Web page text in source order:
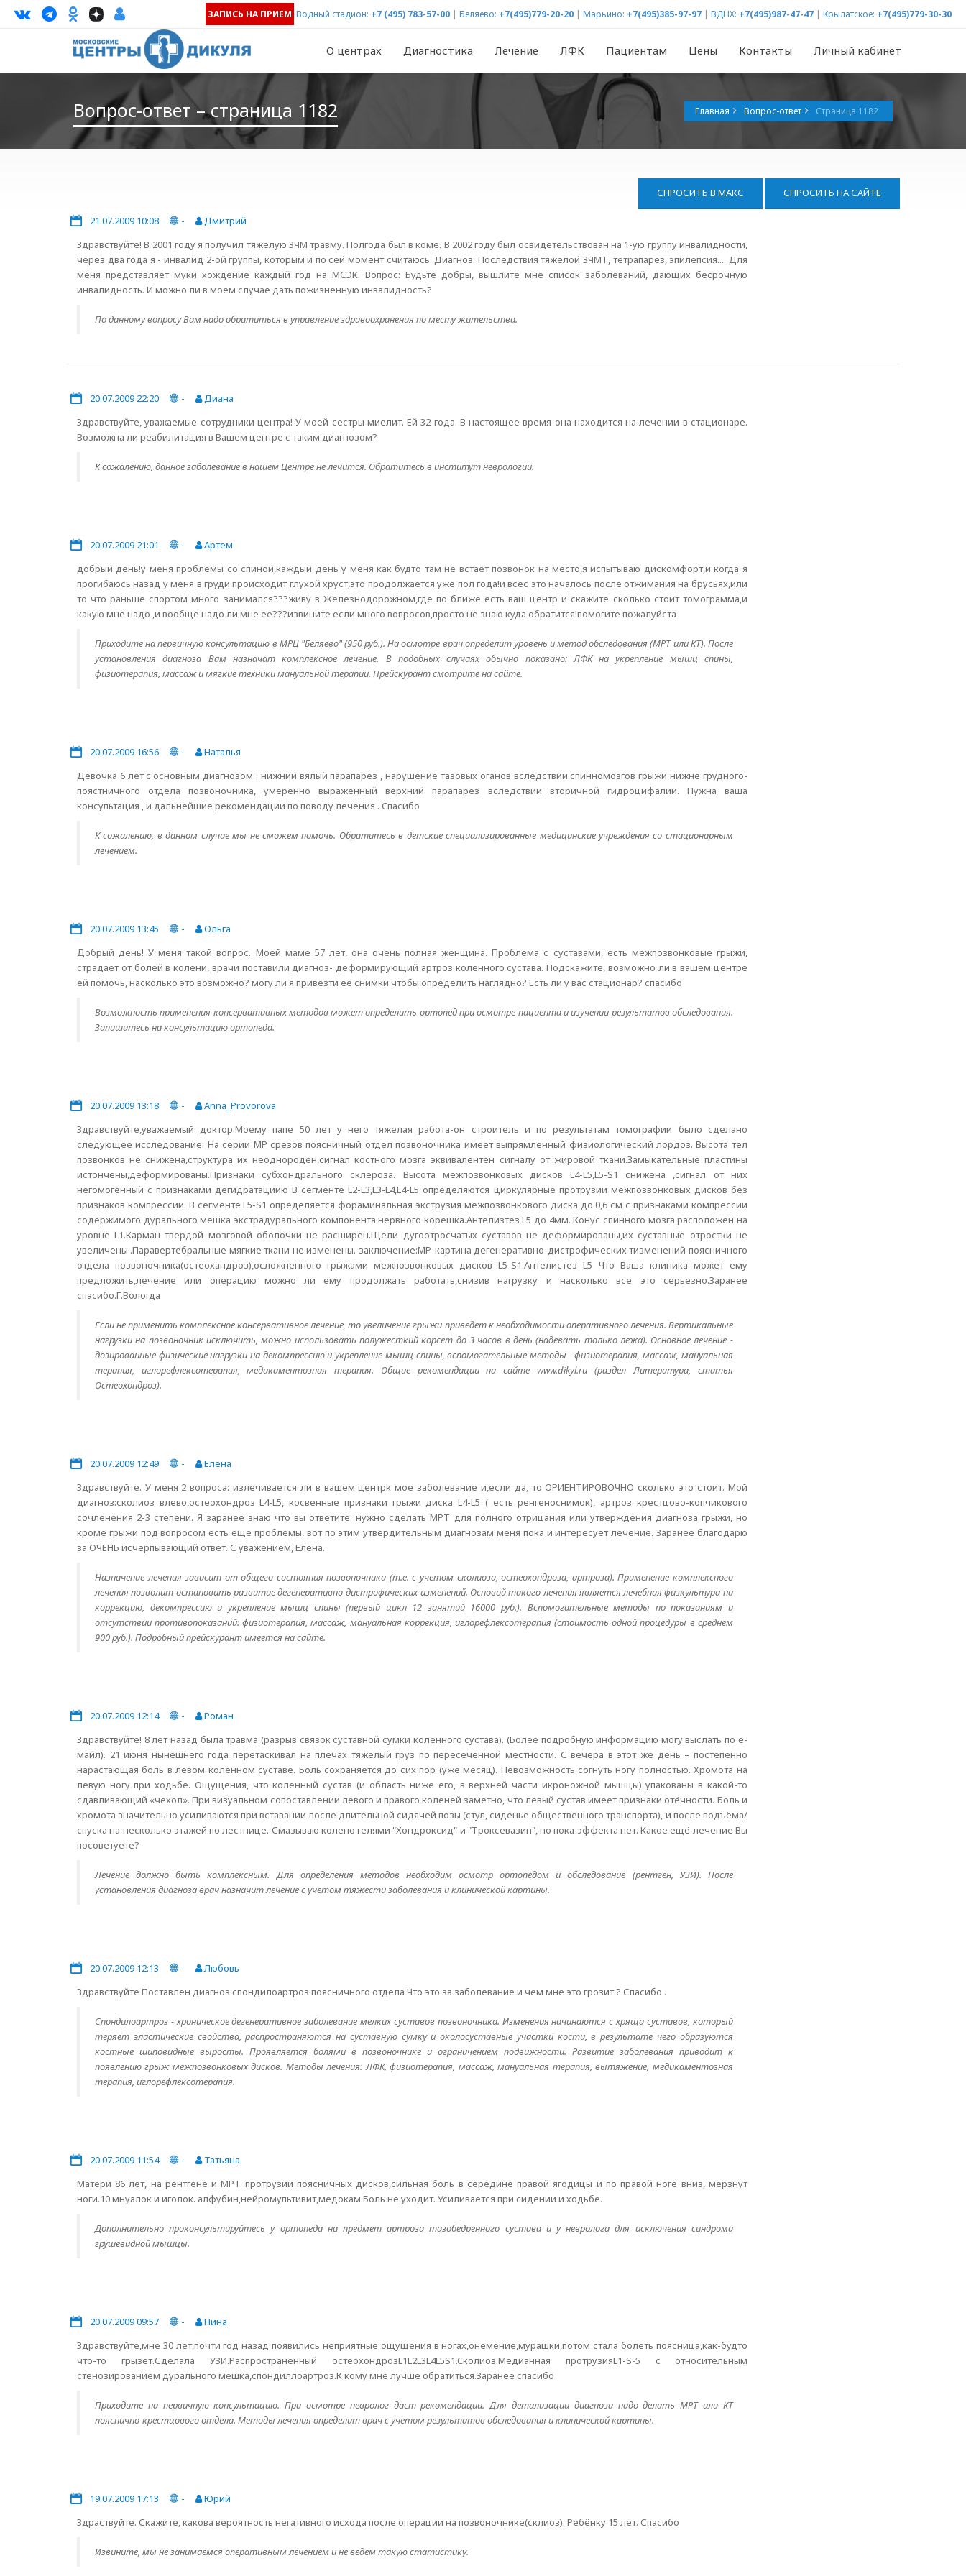
ЗАПИСЬ НА ПРИЕМ Водный стадион: +7 (495) 783-57-00 | Беляево: +7(495)779-20-20 | Марьино: +7(495)385-97-97 | ВДНХ: +7(495)987-47-47 | Крылатское: +7(495)779-30-30
О центрах Диагностика Лечение ЛФК Пациентам Цены Контакты Личный кабинет
Вопрос-ответ – страница 1182 Главная Вопрос-ответ Страница 1182
СПРОСИТЬ В МАКС СПРОСИТЬ НА САЙТЕ
21.07.2009 10:08 -
Дмитрий
Здравствуйте! В 2001 году я получил тяжелую ЗЧМ травму. Полгода был в коме. В 2002 году был освидетельствован на 1-ую группу инвалидности,
через два года я - инвалид 2-ой группы, которым и по сей момент считаюсь. Диагноз: Последствия тяжелой ЗЧМТ, тетрапарез, эпилепсия.... Для
меня представляет муки хождение каждый год на МСЭК. Вопрос: Будьте добры, вышлите мне список заболеваний, дающих бесрочную
инвалидность. И можно ли в моем случае дать пожизненную инвалидность?
По данному вопросу Вам надо обратиться в управление здравоохранения по месту жительства.
20.07.2009 22:20 -
Диана
Здравствуйте, уважаемые сотрудники центра! У моей сестры миелит. Ей 32 года. В настоящее время она находится на лечении в стационаре.
Возможна ли реабилитация в Вашем центре с таким диагнозом?
К сожалению, данное заболевание в нашем Центре не лечится. Обратитесь в институт неврологии.
20.07.2009 21:01 -
Артем
добрый день!у меня проблемы со спиной,каждый день у меня как будто там не встает позвонок на место,я испытываю дискомфорт,и когда я
прогибаюсь назад у меня в груди происходит глухой хруст,это продолжается уже пол года!и всес это началось после отжимания на брусьях,или
то что раньше спортом много занимался???живу в Железнодорожном,где по ближе есть ваш центр и скажите сколько стоит томограмма,и
какую мне надо ,и вообще надо ли мне ее???извините если много вопросов,просто не знаю куда обратится!помогите пожалуйста
Приходите на первичную консультацию в МРЦ "Беляево" (950 руб.). На осмотре врач определит уровень и метод обследования (МРТ или КТ). После
установления диагноза Вам назначат комплексное лечение. В подобных случаях обычно показано: ЛФК на укрепление мышц спины,
физиотерапия, массаж и мягкие техники мануальной терапии. Прейскурант смотрите на сайте.
20.07.2009 16:56 -
Наталья
Девочка 6 лет c основным диагнозом : нижний вялый парапарез , нарушение тазовых оганов вследствии спинномозгов грыжи нижне грудного-
поястничного отдела позвоночника, умеренно выраженный верхний парапарез вследствии вторичной гидроцифалии. Нужна ваша
консультация , и дальнейшие рекомендации по поводу лечения . Cпасибо
К сожалению, в данном случае мы не сможем помочь. Обратитесь в детские специализированные медицинские учреждения со стационарным
лечением.
20.07.2009 13:45 -
Ольга
Добрый день! У меня такой вопрос. Моей маме 57 лет, она очень полная женщина. Проблема с суставами, есть межпозвонковые грыжи,
страдает от болей в колени, врачи поставили диагноз- деформирующий артроз коленного сустава. Подскажите, возможно ли в вашем центре
ей помочь, насколько это возможно? могу ли я привезти ее снимки чтобы определить наглядно? Есть ли у вас стационар? спасибо
Возможность применения консервативных методов может определить ортопед при осмотре пациента и изучении результатов обследования.
Запишитесь на консультацию ортопеда.
20.07.2009 13:18 -
Anna_Provorova
Здравствуйте,уважаемый доктор.Моему папе 50 лет у него тяжелая работа-он строитель и по результатам томографии было сделано
следующее исследование: На серии МР срезов поясничный отдел позвоночника имеет выпрямленный физиологический лордоз. Высота тел
позвонков не снижена,структура их неоднороден,сигнал костного мозга эквивалентен сигналу от жировой ткани.Замыкательные пластины
истончены,деформированы.Признаки субхондрального склероза. Высота межпозвонковых дисков L4-L5,L5-S1 снижена ,сигнал от них
негомогенный с признаками дегидратациию В сегменте L2-L3,L3-L4,L4-L5 определяются циркулярные протрузии межпозвонковых дисков без
признаков компрессии. В сегменте L5-S1 определяется фораминальная экструзия межпозвонкового диска до 0,6 см с признаками компрессии
содержимого дурального мешка экстрадурального компонента нервного корешка.Антелизтез L5 до 4мм. Конус спинного мозга расположен на
уровне L1.Карман твердой мозговой оболочки не расширен.Щели дугоотросчатых суставов не деформированы,их суставные отростки не
увеличены .Паравертебральные мягкие ткани не изменены. заключение:МР-картина дегенеративно-дистрофических тизменений поясничного
отдела позвоночника(остеохандроз),осложненного грыжами межпозвонковых дисков L5-S1.Антелистез L5 Что Ваша клиника может ему
предложить,лечение или операцию можно ли ему продолжать работать,снизив нагрузку и насколько все это серьезно.Заранее
спасибо.Г.Вологда
Если не применить комплексное консервативное лечение, то увеличение грыжи приведет к необходимости оперативного лечения. Вертикальные
нагрузки на позвоночник исключить, можно использовать полужесткий корсет до 3 часов в день (надевать только лежа). Основное лечение -
дозированные физические нагрузки на декомпрессию и укрепление мышц спины, вспомогательные методы - физиотерапия, массаж, мануальная
терапия, иглорефлексотерапия, медикаментозная терапия. Общие рекомендации на сайте www.dikyl.ru (раздел Литература, статья
Остеохондроз).
20.07.2009 12:49 -
Елена
Здравствуйте. У меня 2 вопроса: излечивается ли в вашем центрк мое заболевание и,если да, то ОРИЕНТИРОВОЧНО сколько это стоит. Мой
диагноз:сколиоз влево,остеохондроз L4-L5, косвенные признаки грыжи диска L4-L5 ( есть ренгеноснимок), артроз крестцово-копчикового
сочленения 2-3 степени. Я заранее знаю что вы ответите: нужно сделать МРТ для полного отрицания или утверждения диагноза грыжи, но
кроме грыжи под вопросом есть еще проблемы, вот по этим утвердительным диагнозам меня пока и интересует лечение. Заранее благодарю
за ОЧЕНЬ исчерпывающий ответ. С уважением, Елена.
Назначение лечения зависит от общего состояния позвоночника (т.е. с учетом сколиоза, остеохондроза, артроза). Применение комплексного
лечения позволит остановить развитие дегенеративно-дистрофических изменений. Основой такого лечения является лечебная физкультура на
коррекцию, декомпрессию и укрепление мышц спины (первый цикл 12 занятий 16000 руб.). Вспомогательные методы по показаниям и
отсутствии противопоказаний: физиотерапия, массаж, мануальная коррекция, иглорефлексотерапия (стоимость одной процедуры в среднем
900 руб.). Подробный прейскурант имеется на сайте.
20.07.2009 12:14 -
Роман
Здравствуйте! 8 лет назад была травма (разрыв связок суставной сумки коленного сустава). (Более подробную информацию могу выслать по е-
майл). 21 июня нынешнего года перетаскивал на плечах тяжёлый груз по пересечённой местности. С вечера в этот же день – постепенно
нарастающая боль в левом коленном суставе. Боль сохраняется до сих пор (уже месяц). Невозможность согнуть ногу полностью. Хромота на
левую ногу при ходьбе. Ощущения, что коленный сустав (и область ниже его, в верхней части икроножной мышцы) упакованы в какой-то
сдавливающий «чехол». При визуальном сопоставлении левого и правого коленей заметно, что левый сустав имеет признаки отёчности. Боль и
хромота значительно усиливаются при вставании после длительной сидячей позы (стул, сиденье общественного транспорта), и после подъёма/
спуска на несколько этажей по лестнице. Смазываю колено гелями "Хондроксид" и "Троксевазин", но пока эффекта нет. Какое ещё лечение Вы
посоветуете?
Лечение должно быть комплексным. Для определения методов необходим осмотр ортопедом и обследование (рентген, УЗИ). После
установления диагноза врач назначит лечение с учетом тяжести заболевания и клинической картины.
20.07.2009 12:13 -
Любовь
Здравствуйте Поставлен диагноз спондилоартроз поясничного отдела Что это за заболевание и чем мне это грозит ? Спасибо .
Спондилоартроз - хроническое дегенеративное заболевание мелких суставов позвоночника. Изменения начинаются с хряща суставов, который
теряет эластические свойства, распространяются на суставную сумку и околосуставные участки кости, в результате чего образуются
костные шиповидные выросты. Проявляется болями в позвоночнике и ограничением подвижности. Развитие заболевания приводит к
появлению грыж межпозвонковых дисков. Методы лечения: ЛФК, физиотерапия, массаж, мануальная терапия, вытяжение, медикаментозная
терапия, иглорефлексотерапия.
20.07.2009 11:54 -
Татьяна
Матери 86 лет, на рентгене и МРТ протрузии поясничных дисков,сильная боль в середине правой ягодицы и по правой ноге вниз, мерзнут
ноги.10 мнуалок и иголок. алфубин,нейромультивит,медокам.Боль не уходит. Усиливается при сидении и ходьбе.
Дополнительно проконсультируйтесь у ортопеда на предмет артроза тазобедренного сустава и у невролога для исключения синдрома
грушевидной мышцы.
20.07.2009 09:57 -
Нина
Здравствуйте,мне 30 лет,почти год назад появились неприятные ощущения в ногах,онемение,мурашки,потом стала болеть поясница,как-будто
что-то грызет.Сделала УЗИ.Распространенный остеохондрозL1L2L3L4L5S1.Cколиоз.Медианная протрузияL1-S-5 c относительным
стенозированием дурального мешка,спондиллоартроз.К кому мне лучше обратиться.Заранее спасибо
Приходите на первичную консультацию. При осмотре невролог даст рекомендации. Для детализации диагноза надо делать МРТ или КТ
пояснично-крестцового отдела. Методы лечения определит врач с учетом результатов обследования и клинической картины.
19.07.2009 17:13 -
Юрий
Здраствуйте. Скажите, какова вероятность негативного исхода после операции на позвоночнике(склиоз). Ребёнку 15 лет. Спасибо
Извините, мы не занимаемся оперативным лечением и не ведем такую статистику.